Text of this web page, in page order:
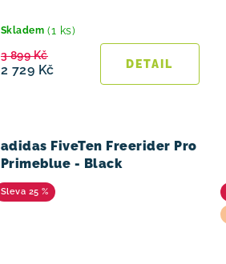
Skladem (1 ks)
2 729 Kč
3 899 Kč
adidas FiveTen Freerider Pro
Primeblue - Black
25 %